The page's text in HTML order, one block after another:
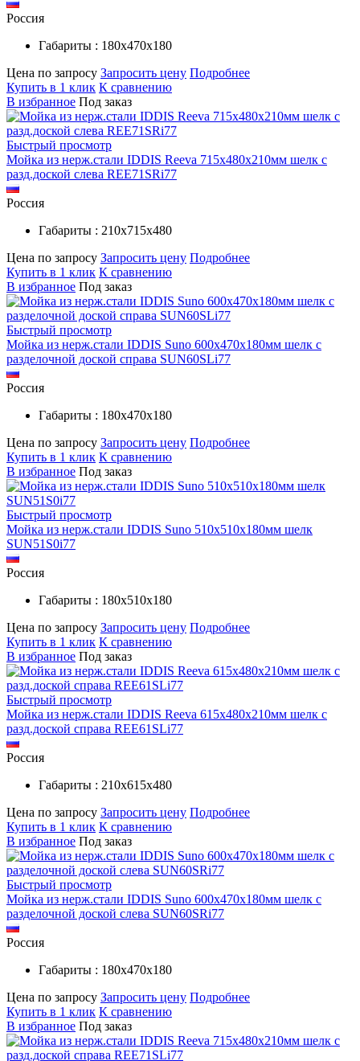
Россия
Габариты : 180х470х180
Цена по запросу Запросить цену Подробнее
Купить в 1 клик К сравнению
В избранное Под заказ
Быстрый просмотр
Мойка из нерж.стали IDDIS Reeva 715х480х210мм шелк c
разд.доской слева REE71SRi77
Россия
Габариты : 210х715х480
Цена по запросу Запросить цену Подробнее
Купить в 1 клик К сравнению
В избранное Под заказ
Быстрый просмотр
Мойка из нерж.стали IDDIS Suno 600х470х180мм шелк c
разделочной доской справа SUN60SLi77
Россия
Габариты : 180х470х180
Цена по запросу Запросить цену Подробнее
Купить в 1 клик К сравнению
В избранное Под заказ
Быстрый просмотр
Мойка из нерж.стали IDDIS Suno 510х510х180мм шелк
SUN51S0i77
Россия
Габариты : 180х510х180
Цена по запросу Запросить цену Подробнее
Купить в 1 клик К сравнению
В избранное Под заказ
Быстрый просмотр
Мойка из нерж.стали IDDIS Reeva 615х480х210мм шелк c
разд.доской справа REE61SLi77
Россия
Габариты : 210х615х480
Цена по запросу Запросить цену Подробнее
Купить в 1 клик К сравнению
В избранное Под заказ
Быстрый просмотр
Мойка из нерж.стали IDDIS Suno 600х470х180мм шелк c
разделочной доской слева SUN60SRi77
Россия
Габариты : 180х470х180
Цена по запросу Запросить цену Подробнее
Купить в 1 клик К сравнению
В избранное Под заказ